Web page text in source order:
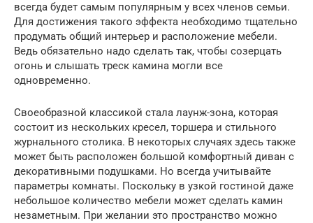
всегда будет самым популярным у всех членов семьи.
Для достижения такого эффекта необходимо тщательно
продумать общий интерьер и расположение мебели.
Ведь обязательно надо сделать так, чтобы созерцать
огонь и слышать треск камина могли все
одновременно.
Своеобразной классикой стала лаунж-зона, которая
состоит из нескольких кресел, торшера и стильного
журнального столика. В некоторых случаях здесь также
может быть расположен большой комфортный диван с
декоративными подушками. Но всегда учитывайте
параметры комнаты. Поскольку в узкой гостиной даже
небольшое количество мебели может сделать камин
незаметным. При желании это пространство можно